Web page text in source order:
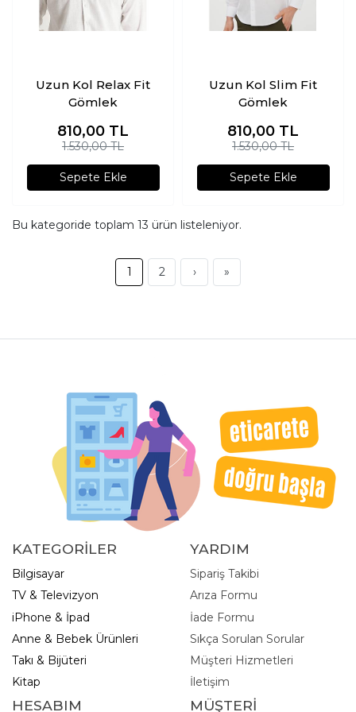
Uzun Kol Relax Fit
Gömlek
810,00 TL
1.530,00 TL
Sepete Ekle
Uzun Kol Slim Fit
Gömlek
810,00 TL
1.530,00 TL
Sepete Ekle
Bu kategoride toplam 13 ürün listeleniyor.
1 2 › »
KATEGORİLER
Bilgisayar
TV & Televizyon
iPhone & İpad
Anne & Bebek Ürünleri
Takı & Bijüteri
Kitap
YARDIM
Sipariş Takibi
Arıza Formu
İade Formu
Sıkça Sorulan Sorular
Müşteri Hizmetleri
İletişim
HESABIM MÜŞTERİ